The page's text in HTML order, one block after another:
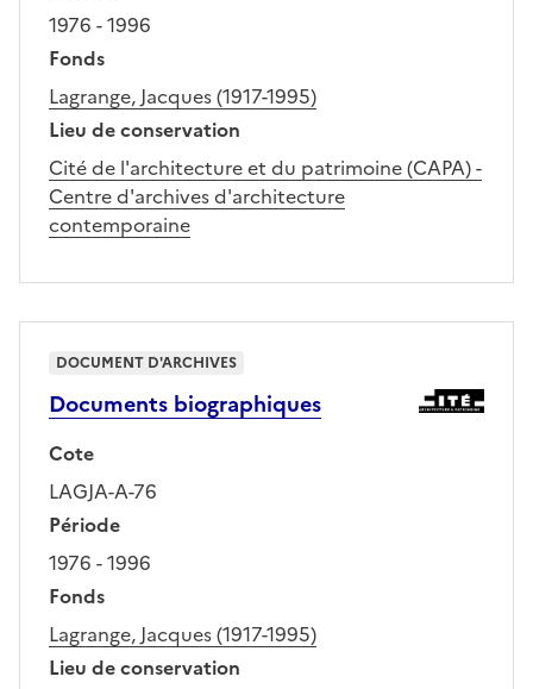
1976 - 1996
Fonds
Lagrange, Jacques (1917-1995)
Lieu de conservation
Cité de l'architecture et du patrimoine (CAPA) -
Centre d'archives d'architecture
contemporaine
Documents biographiques
Cote
LAGJA-A-76
Période
1976 - 1996
Fonds
Lagrange, Jacques (1917-1995)
Lieu de conservation
DOCUMENT D'ARCHIVES